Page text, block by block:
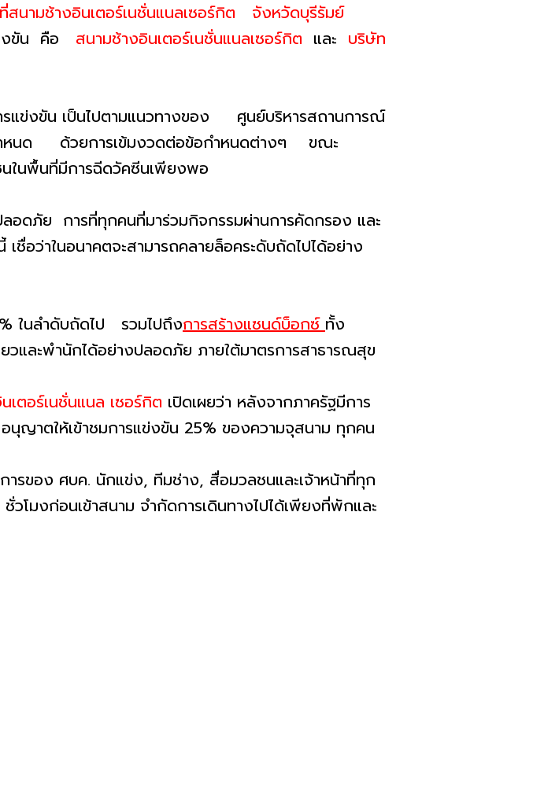
ที่สนามช้างอินเตอร์เนชั่นแนลเซอร์กิต จังหวัดบุรีรัมย์
งขัน คือ สนามช้างอินเตอร์เนชั่นแนลเซอร์กิต และ บริษัท
รแข่งขัน เป็นไปตามแนวทางของ ศูนย์บริหารสถานการณ์
ำหนด ด้วยการเข้มงวดต่อข้อกำหนดต่างๆ ขณะ
ในพื้นที่มีการฉีดวัคซีนเพียงพอ
อดภัย การที่ทุกคนที่มาร่วมกิจกรรมผ่านการคัดกรอง และ
ชื่อว่าในอนาคตจะสามารถคลายล็อคระดับถัดไปได้อย่าง
ในลำดับถัดไป รวมไปถึงการสร้างแซนด์บ็อกซ์ทั้ง
และพำนักได้อย่างปลอดภัย ภายใต้มาตรการสาธารณสุข
ตอร์เนชั่นแนล เซอร์กิต เปิดเผยว่า หลังจากภาครัฐมีการ
นุญาตให้เข้าชมการแข่งขัน 25% ของความจุสนาม ทุกคน
รของ ศบค. นักแข่ง, ทีมช่าง, สื่อมวลชนและเจ้าหน้าที่ทุก
โมงก่อนเข้าสนาม จำกัดการเดินทางไปได้เพียงที่พักและ